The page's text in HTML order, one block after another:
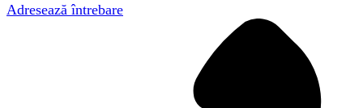
Adresează întrebare